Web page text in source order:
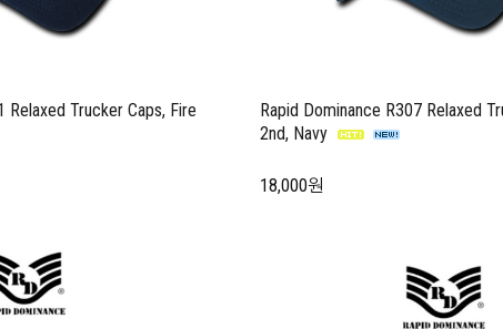
Relaxed Trucker Caps, Fire
Rapid Dominance R307 Relaxed
2nd, Navy
18,000원